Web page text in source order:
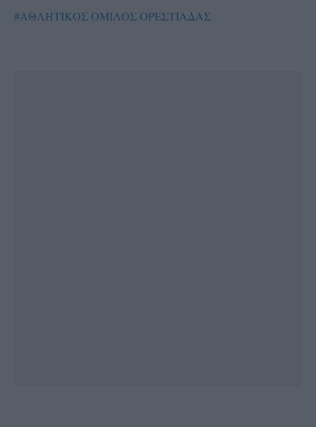
#ΑΘΛΗΤΙΚΟΣ ΟΜΙΛΟΣ ΟΡΕΣΤΙΑΔΑΣ